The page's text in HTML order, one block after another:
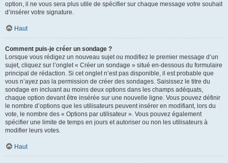
option, il ne vous sera plus utile de spécifier sur chaque message votre souhait
d’insérer votre signature.
Haut
Comment puis-je créer un sondage ?
Lorsque vous rédigez un nouveau sujet ou modifiez le premier message d’un
sujet, cliquez sur l’onglet « Créer un sondage » situé en-dessous du formulaire
principal de rédaction. Si cet onglet n’est pas disponible, il est probable que
vous n’ayez pas la permission de créer des sondages. Saisissez le titre du
sondage en incluant au moins deux options dans les champs adéquats,
chaque option devant être insérée sur une nouvelle ligne. Vous pouvez définir
le nombre d’options que les utilisateurs peuvent insérer en modifiant, lors du
vote, le nombre des « Options par utilisateur ». Vous pouvez également
spécifier une limite de temps en jours et autoriser ou non les utilisateurs à
modifier leurs votes.
Haut